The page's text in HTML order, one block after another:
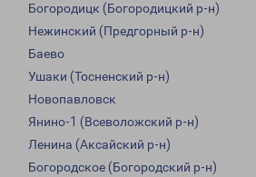
Богородицк (Богородицкий р-н)
Нежинский (Предгорный р-н)
Баево
Ушаки (Тосненский р-н)
Новопавловск
Янино-1 (Всеволожский р-н)
Ленина (Аксайский р-н)
Богородское (Богородский р-н)